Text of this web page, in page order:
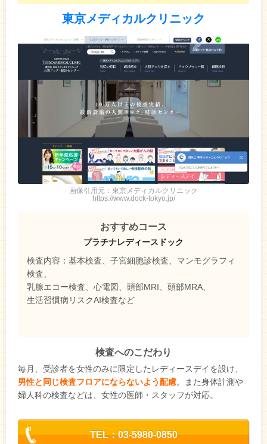
東京メディカルクリニック
画像引用元：東京メディカルクリニック
https://www.dock-tokyo.jp/
おすすめコース
プラチナレディースドック
検査内容：基本検査、子宮細胞診検査、マンモグラフィ
検査、
乳腺エコー検査、心電図、頭部MRI、頭部MRA、
生活習慣病リスクAI検査など
検査へのこだわり
毎月、受診者を女性のみに限定したレディースデイを設け、
男性と同じ検査フロアにならないよう配慮。また身体計測や
婦人科の検査などは、女性の医師・スタッフが対応。
TEL：03-5980-0850